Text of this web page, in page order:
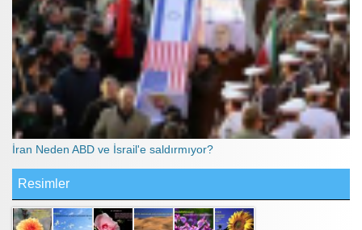
İran Neden ABD ve İsrail'e saldırmıyor?
Resimler